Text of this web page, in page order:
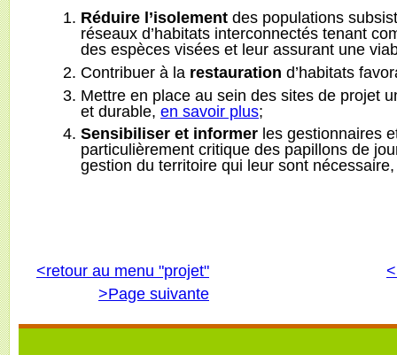
Réduire l’isolement des populations
réseaux d’habitats interconnectés tenant
des espèces visées et leur assurant une
Contribuer à la restauration d’habitats
Mettre en place au sein des sites de projet
et durable, en savoir plus;
Sensibiliser et informer les gestionnaires
particulièrement critique des papillons de
gestion du territoire qui leur sont
<retour au menu "projet"
>Page suivante